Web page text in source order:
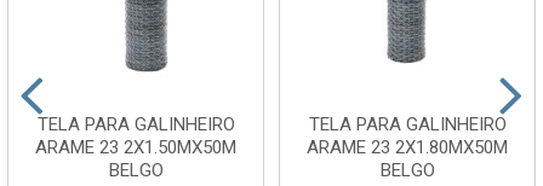
TELA PARA GALINHEIRO
ARAME 23 2X1.50MX50M
BELGO
TELA PARA GALINHEIRO
ARAME 23 2X1.80MX50M
BELGO